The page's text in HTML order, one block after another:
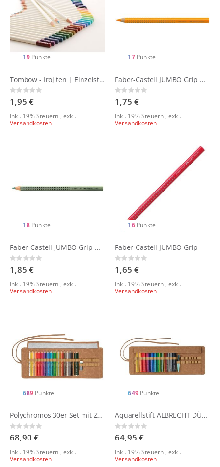
+19 Punkte
Tombow - Irojiten | Einzelstifte
Rating:
0%
1,95 €
Inkl. 19% Steuern ,exkl.
Versandkosten
+17 Punkte
Faber-Castell JUMBO Grip Neon
Rating:
0%
1,75 €
Inkl. 19% Steuern ,exkl.
Versandkosten
+18 Punkte
Faber-Castell JUMBO Grip Metallic
Rating:
0%
1,85 €
Inkl. 19% Steuern ,exkl.
Versandkosten
+16 Punkte
Faber-Castell JUMBO Grip
Rating:
0%
1,65 €
Inkl. 19% Steuern ,exkl.
Versandkosten
+689 Punkte
Polychromos 30er Set mit Zubehör
Rating:
0%
68,90 €
Inkl. 19% Steuern ,exkl.
Versandkosten
+649 Punkte
Aquarellstift ALBRECHT DÜRER - 30er Mäppchen + Wassertankpinsel
Rating:
0%
64,95 €
Inkl. 19% Steuern ,exkl.
Versandkosten